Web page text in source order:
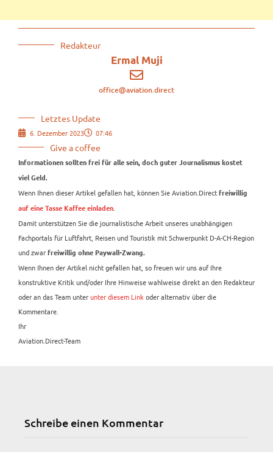
Redakteur
Ermal Muji
office@aviation.direct
Letztes Update
6. Dezember 2023 07:46
Give a coffee
Informationen sollten frei für alle sein, doch guter Journalismus kostet
viel Geld.
Wenn Ihnen dieser Artikel gefallen hat, können Sie Aviation.Direct freiwillig
auf eine Tasse Kaffee einladen
Damit unterstützen Sie die journalistische Arbeit unseres unabhängigen
Fachportals für Luftfahrt, Reisen und Touristik mit Schwerpunkt D-A-CH-Region
und zwar freiwillig ohne Paywall-Zwang.
Wenn Ihnen der Artikel nicht gefallen hat, so freuen wir uns auf Ihre
konstruktive Kritik und/oder Ihre Hinweise wahlweise direkt an den Redakteur
oder an das Team unterunter diesem Link oder alternativ über die
Kommentare.
Ihr
Aviation.Direct-Team
Schreibe einen Kommentar